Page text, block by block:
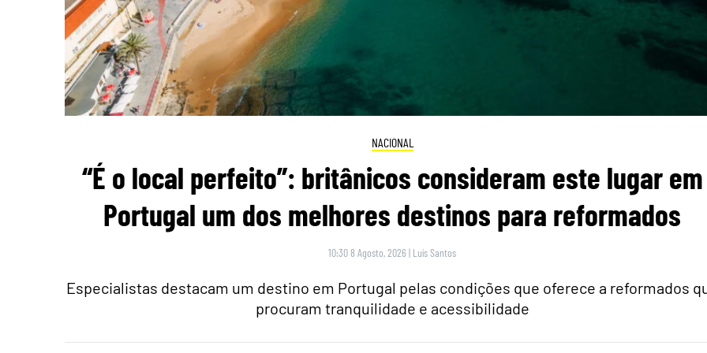
NACIONAL
“É o local perfeito”: britânicos consideram este lugar em
Portugal um dos melhores destinos para reformados
10:30 8 Agosto, 2026 | Luís Santos
Especialistas destacam um destino em Portugal pelas condições que oferece a reformados
procuram tranquilidade e acessibilidade